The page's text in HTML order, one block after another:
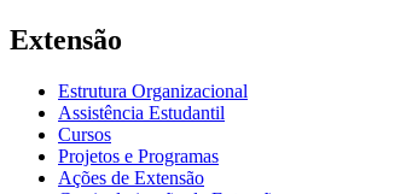
Extensão
Estrutura Organizacional
Assistência Estudantil
Cursos
Projetos e Programas
Ações de Extensão